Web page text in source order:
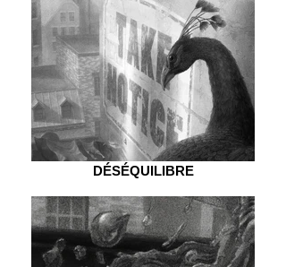
DÉSÉQUILIBRE